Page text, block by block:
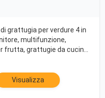
grattugia per verdure 4 in
multifunzione,
frutta, grattugie da cucina,
verde
Visualizza